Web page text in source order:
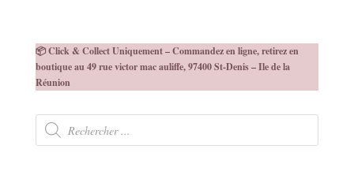
📦 Click & Collect Uniquement – Commandez en ligne, retirez en
boutique au 49 rue victor mac auliffe, 97400 St-Denis – Ile de la
Réunion
Recherche
produits